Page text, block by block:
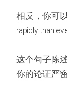
相反，你可以
rapidly than
这个句子陈
你的论证严密